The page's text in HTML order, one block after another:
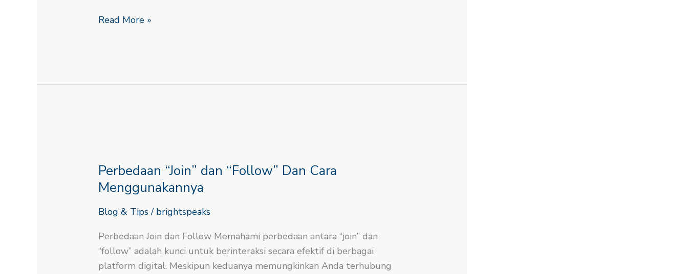
Read More »
Perbedaan “Join” dan “Follow” Dan Cara
Menggunakannya
Blog & Tips/ brightspeaks
Perbedaan Join dan Follow Memahami perbedaan antara “join” dan
“follow” adalah kunci untuk berinteraksi secara efektif di berbagai
platform digital. Meskipun keduanya memungkinkan Anda terhubung
dan
“Follow”
Cara